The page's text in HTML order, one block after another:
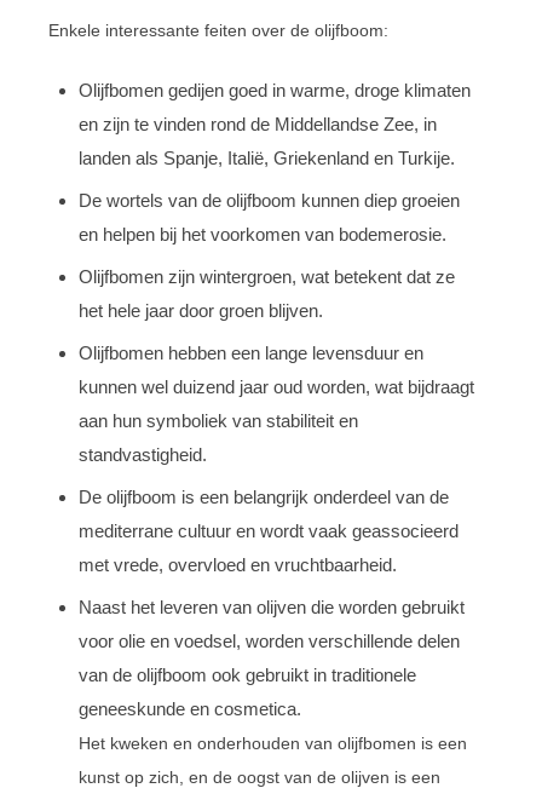
Enkele interessante feiten over de olijfboom:
Olijfbomen gedijen goed in warme, droge klimaten
en zijn te vinden rond de Middellandse Zee, in
landen als Spanje, Italië, Griekenland en Turkije.
De wortels van de olijfboom kunnen diep groeien
en helpen bij het voorkomen van bodemerosie.
Olijfbomen zijn wintergroen, wat betekent dat ze
het hele jaar door groen blijven.
Olijfbomen hebben een lange levensduur en
kunnen wel duizend jaar oud worden, wat bijdraagt
aan hun symboliek van stabiliteit en
standvastigheid.
De olijfboom is een belangrijk onderdeel van de
mediterrane cultuur en wordt vaak geassocieerd
met vrede, overvloed en vruchtbaarheid.
Naast het leveren van olijven die worden gebruikt
voor olie en voedsel, worden verschillende delen
van de olijfboom ook gebruikt in traditionele
geneeskunde en cosmetica.
Het kweken en onderhouden van olijfbomen is een
kunst op zich, en de oogst van de olijven is een